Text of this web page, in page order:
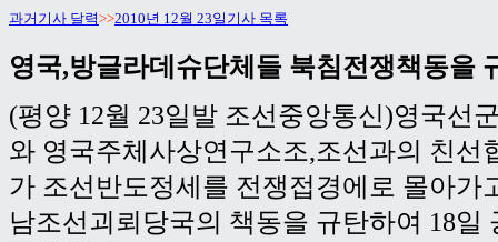
과거기사 달력>>2010년 12월 23일기사 목록
영국,방글라데슈단체들 북침전쟁책동을
(평양 12월 23일발 조선중앙통신)영국선
와 영국주체사상연구소조,조선과의 친선
가 조선반도정세를 전쟁접경에로 몰아가
남조선괴뢰당국의 책동을 규탄하여 18일